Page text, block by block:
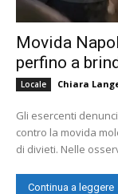
Movida
perfino a
Locale Chiara
Gli esercenti
contro la movida
di divieti. Nelle
Continua a leggere